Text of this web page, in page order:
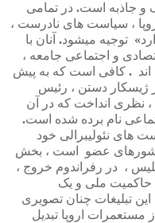
و جاذبه است. در تمامی
، سیاست های نادرست ،
» توجیه میشود. آنان با
و اجتماعی جامعه ،
اند . کافی است که به پیش
ژیسکار دستن ، رئیس
، نظری انداخت که در
آن
نام برده شده است.
های نئولیبرالی خود
عضو است ، بخش
، در رفراندوم خروج ،
حاکمیت ملی و یک
این تبلیغات چنان تصویری
از مستعمرات اروپا تبدیل